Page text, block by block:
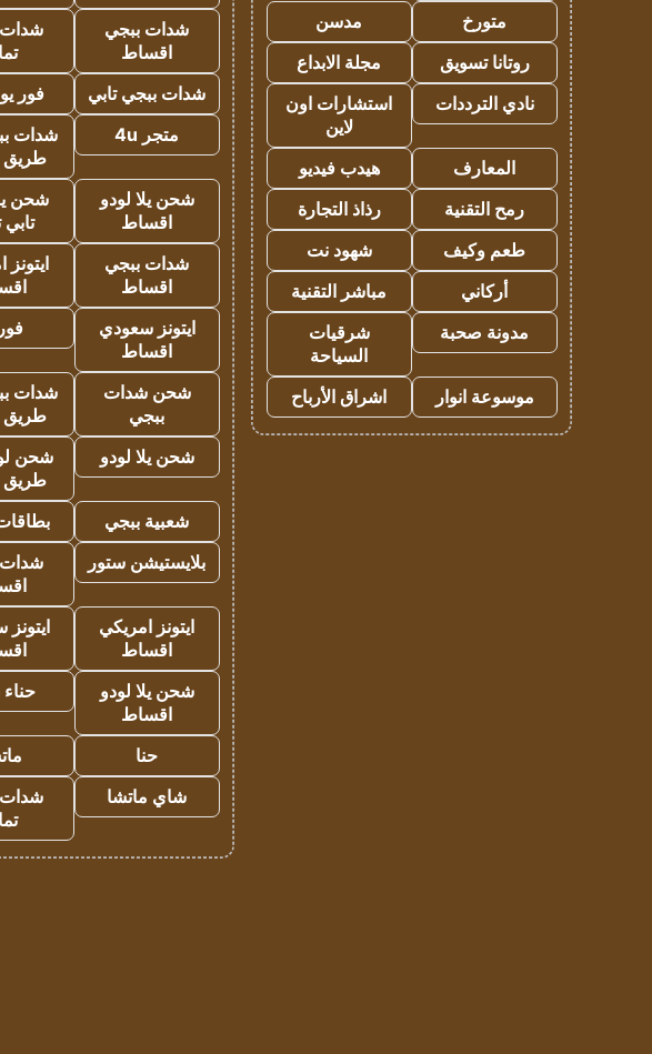
متورخ
مدسن
روتانا تسويق
مجلة الابداع
نادي الترددات
استشارات اون
لاين
المعارف
هيدب فيديو
رمح التقنية
رذاذ التجارة
طعم وكيف
شهود نت
أركاني
مباشر التقنية
مدونة صحبة
شرقيات
السياحة
موسوعة انوار
اشراق الأرباح
شدات ببجي
اقساط
شدات ببجي تابي
فور
متجر 4u
شدات
طريق
شحن يلا لودو
اقساط
شحن
تابي
شدات ببجي
اقساط
ايتونز سعودي
اقساط
شحن شدات
ببجي
شدات
طريق
شحن يلا لودو
شحن
طريق
شعبية ببجي
بطاقات
بلايستيشن ستور
ايتونز امريكي
اقساط
شحن يلا لودو
اقساط
حنا
شاي ماتشا